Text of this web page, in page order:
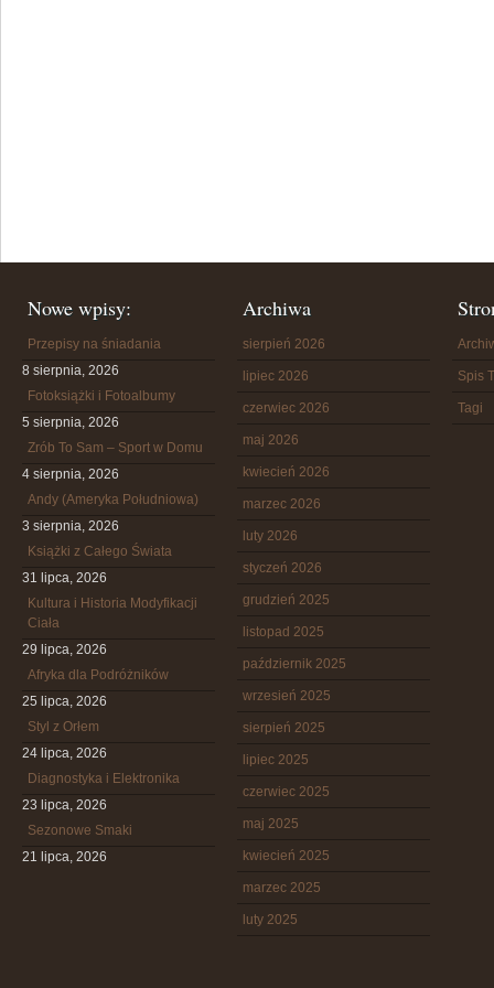
Nowe wpisy:
Przepisy na śniadania
8 sierpnia, 2026
Fotoksiążki i Fotoalbumy
5 sierpnia, 2026
Zrób To Sam – Sport w Domu
4 sierpnia, 2026
Andy (Ameryka Południowa)
3 sierpnia, 2026
Książki z Całego Świata
31 lipca, 2026
Kultura i Historia Modyfikacji
Ciała
29 lipca, 2026
Afryka dla Podróżników
25 lipca, 2026
Styl z Orłem
24 lipca, 2026
Diagnostyka i Elektronika
23 lipca, 2026
Sezonowe Smaki
21 lipca, 2026
Archiwa
sierpień 2026
lipiec 2026
czerwiec 2026
maj 2026
kwiecień 2026
marzec 2026
luty 2026
styczeń 2026
grudzień 2025
listopad 2025
październik 2025
wrzesień 2025
sierpień 2025
lipiec 2025
czerwiec 2025
maj 2025
kwiecień 2025
marzec 2025
luty 2025
Spis
Tagi